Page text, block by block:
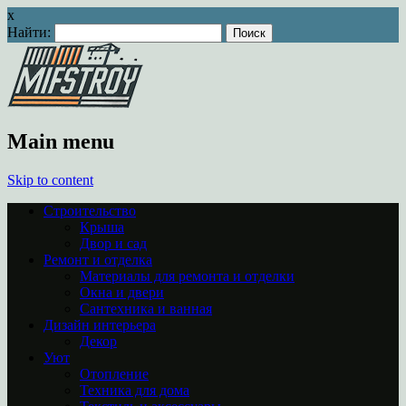
x
Найти:
Main menu
Skip to content
Строительство
Крыша
Двор и сад
Ремонт и отделка
Материалы для ремонта и отделки
Окна и двери
Сантехника и ванная
Дизайн интерьера
Декор
Уют
Отопление
Техника для дома